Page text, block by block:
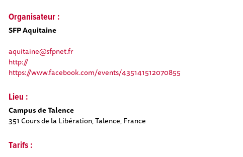
Organisateur :
SFP Aquitaine
aquitaine@sfpnet.fr
http://
https://www.facebook.com/events/435141512070855
Lieu :
Campus de Talence
351 Cours de la Libération, Talence, France
Tarifs :